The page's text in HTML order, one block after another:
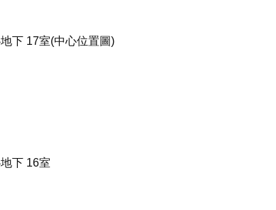
下 17室(中心位置圖)
下 16室